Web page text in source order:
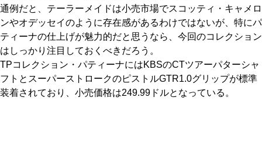
通例だと、テーラーメイドは小売市場でスコッティ・キャメロ
ンやオデッセイのように存在感があるわけではないが、特にパ
ティーナの仕上げが魅力的だと思うなら、今回のコレクション
はしっかり注目しておくべきだろう。
TPコレクション・パティーナにはKBSのCTツアーパターシャ
フトとスーパーストロークのピストルGTR1.0グリップが標準
装着されており、小売価格は249.99ドルとなっている。